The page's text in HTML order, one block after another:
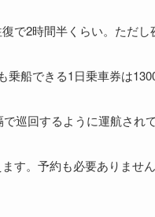
で2時間半くらい。ただ
乗船できる1日乗車券は
巡回するように運航されて
す。予約も必要ありません